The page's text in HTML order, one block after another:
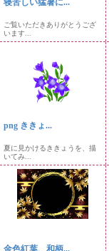
寝苦しい猛暑に...
ご覧いただきありがとうござ
います...
png ききょ...
夏に見かけるききょうを、描
いてみ...